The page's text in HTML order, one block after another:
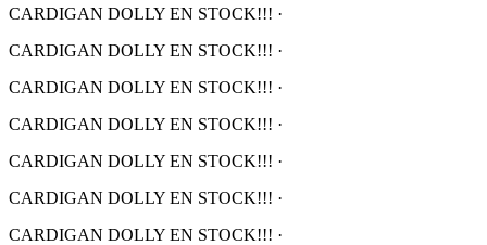
CARDIGAN DOLLY EN STOCK!!! ·
CARDIGAN DOLLY EN STOCK!!! ·
CARDIGAN DOLLY EN STOCK!!! ·
CARDIGAN DOLLY EN STOCK!!! ·
CARDIGAN DOLLY EN STOCK!!! ·
CARDIGAN DOLLY EN STOCK!!! ·
CARDIGAN DOLLY EN STOCK!!! ·